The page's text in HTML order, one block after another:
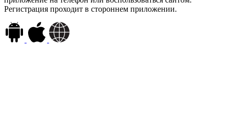
Регистрация проходит в стороннем приложении.